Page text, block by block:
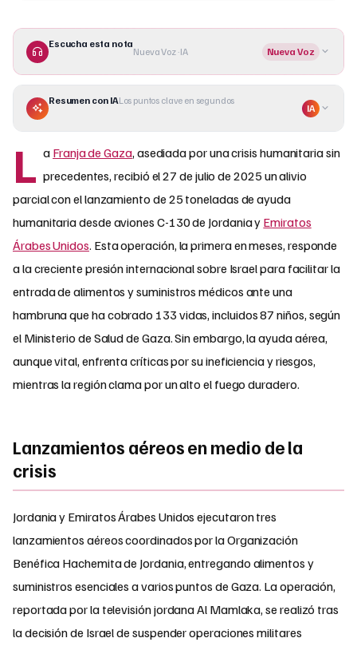
Escucha esta nota
Nueva Voz · IA Nueva Voz
Resumen con IALos puntos clave en segundos
IA
L a Franja de Gaza, asediada por una crisis humanitaria sin
precedentes, recibió el 27 de julio de 2025 un alivio
parcial con el lanzamiento de 25 toneladas de ayuda
humanitaria desde aviones C-130 de Jordania y Emiratos
Árabes Unidos. Esta operación, la primera en meses, responde
a la creciente presión internacional sobre Israel para facilitar la
entrada de alimentos y suministros médicos ante una
hambruna que ha cobrado 133 vidas, incluidos 87 niños, según
el Ministerio de Salud de Gaza. Sin embargo, la ayuda aérea,
aunque vital, enfrenta críticas por su ineficiencia y riesgos,
mientras la región clama por un alto el fuego duradero.
Lanzamientos aéreos en medio de la
crisis
Jordania y Emiratos Árabes Unidos ejecutaron tres
lanzamientos aéreos coordinados por la Organización
Benéfica Hachemita de Jordania, entregando alimentos y
suministros esenciales a varios puntos de Gaza. La operación,
reportada por la televisión jordana Al Mamlaka, se realizó tras
la decisión de Israel de suspender operaciones militares